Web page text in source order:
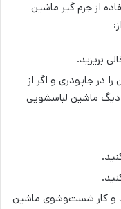
از جرم گیر ماشین
بریزید.
در جاپودری و اگر از
ماشین لباسشویی
و کار شست‌وشوی ماشین